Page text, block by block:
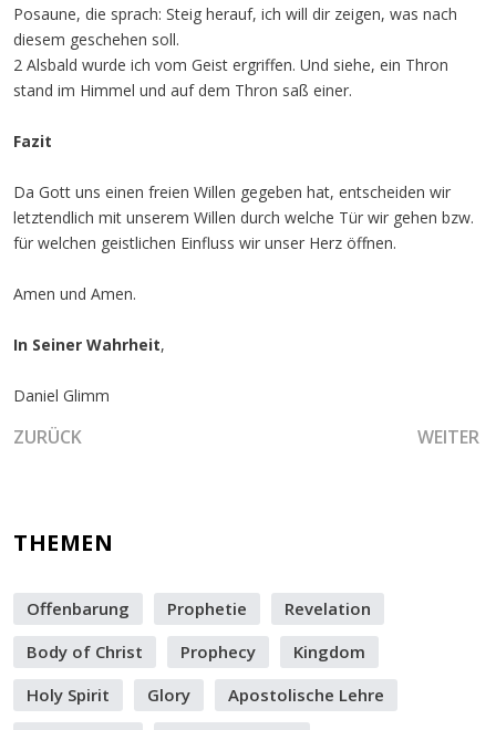
Posaune, die sprach: Steig herauf, ich will dir zeigen, was nach
diesem geschehen soll.
2 Alsbald wurde ich vom Geist ergriffen. Und siehe, ein Thron
stand im Himmel und auf dem Thron saß einer.
Fazit
Da Gott uns einen freien Willen gegeben hat, entscheiden wir
letztendlich mit unserem Willen durch welche Tür wir gehen bzw.
für welchen geistlichen Einfluss wir unser Herz öffnen.
Amen und Amen.
In Seiner Wahrheit,
Daniel Glimm
VORHERIGER BEITRAG: DAS LOCH IN DER MAUER
ZURÜCK WEITER
THEMEN
Offenbarung Prophetie
Revelation
Body of Christ
Prophecy
Kingdom
Holy Spirit
Glory
Apostolische Lehre